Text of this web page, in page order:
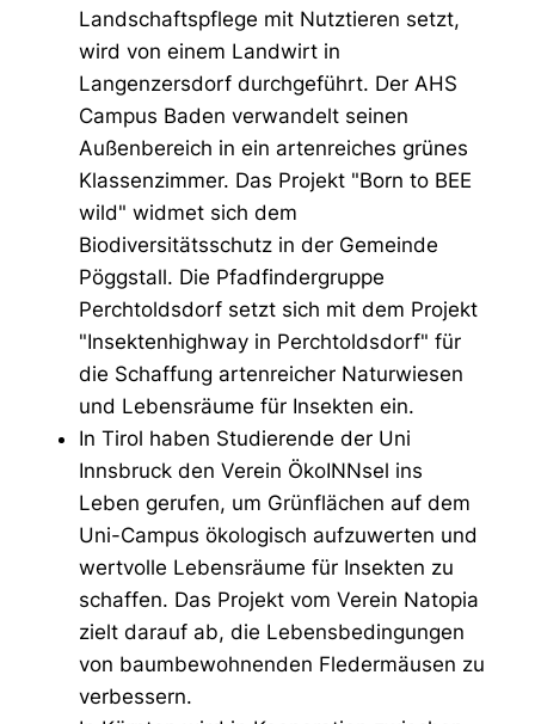
Landschaftspflege mit Nutztieren setzt,
wird von einem Landwirt in
Langenzersdorf durchgeführt. Der AHS
Campus Baden verwandelt seinen
Außenbereich in ein artenreiches grünes
Klassenzimmer. Das Projekt "Born to BEE
wild" widmet sich dem
Biodiversitätsschutz in der Gemeinde
Pöggstall. Die Pfadfindergruppe
Perchtoldsdorf setzt sich mit dem Projekt
"Insektenhighway in Perchtoldsdorf" für
die Schaffung artenreicher Naturwiesen
und Lebensräume für Insekten ein.
In Tirol haben Studierende der Uni
Innsbruck den Verein ÖkoINNsel ins
Leben gerufen, um Grünflächen auf dem
Uni-Campus ökologisch aufzuwerten und
wertvolle Lebensräume für Insekten zu
schaffen. Das Projekt vom Verein Natopia
zielt darauf ab, die Lebensbedingungen
von baumbewohnenden Fledermäusen zu
verbessern.